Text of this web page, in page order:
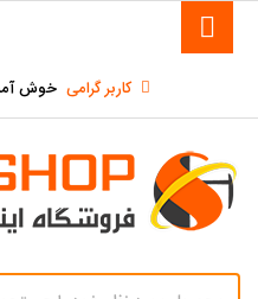
کاربر گرامی خوش